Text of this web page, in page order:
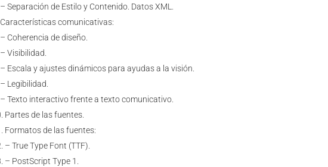
– Separación de Estilo y Contenido. Datos XML.
Características comunicativas:
– Coherencia de diseño.
– Visibilidad.
– Escala y ajustes dinámicos para ayudas a la visión.
– Legibilidad.
– Texto interactivo frente a texto comunicativo.
Partes de las fuentes.
Formatos de las fuentes:
– True Type Font (TTF).
– PostScript Type 1.